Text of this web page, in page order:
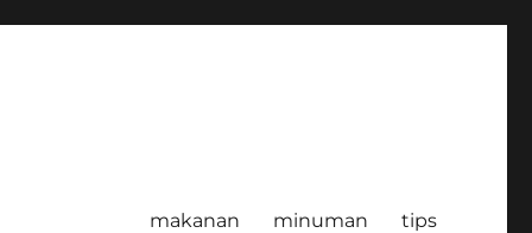
makanan minuman tips